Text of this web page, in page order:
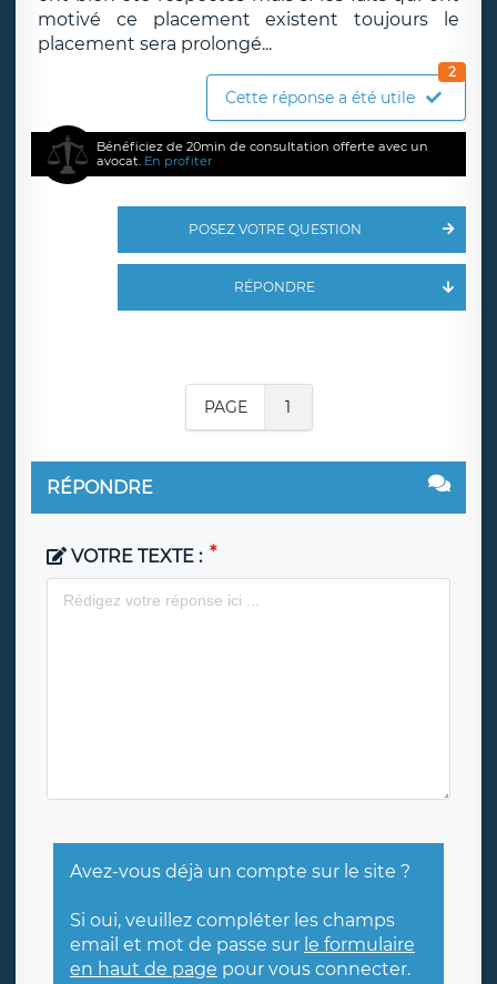
motivé ce placement existent toujours le
placement sera prolongé...
Cette réponse a été utile
2
Bénéficiez de 20min de consultation offerte avec un
avocat. En profiter
POSEZ VOTRE QUESTION
RÉPONDRE
PAGE 1
RÉPONDRE
VOTRE TEXTE :
Avez-vous déjà un compte sur le site ?
Si oui, veuillez compléter les champs
email et mot de passe sur le formulaire
en haut de page pour vous connecter.